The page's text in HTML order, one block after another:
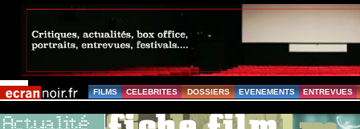
FILMS CELEBRITES DOSSIERS EVENEMENTS ENTREVUES